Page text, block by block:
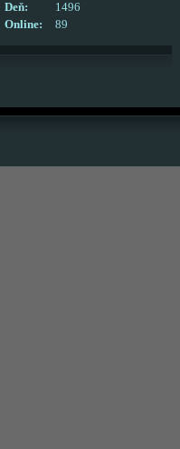
Online: 89
Deň:
1496